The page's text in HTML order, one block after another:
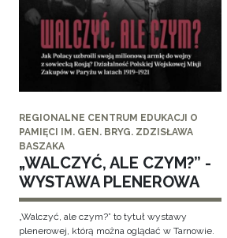
REGIONALNE CENTRUM EDUKACJI O
PAMIĘCI IM. GEN. BRYG. ZDZISŁAWA
BASZAKA
„WALCZYĆ, ALE CZYM?” -
WYSTAWA PLENEROWA
„Walczyć, ale czym?” to tytuł wystawy
plenerowej, którą można oglądać w Tarnowie.